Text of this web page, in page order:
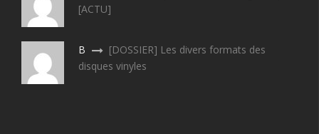
[ACTU]
B
[DOSSIER] Les divers formats des
disques vinyles